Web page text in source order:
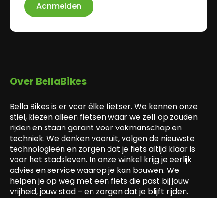
Aanmelden
Over BellaBikes
Bella Bikes is er voor élke fietser. We kennen onze
stiel, kiezen alleen fietsen waar we zelf op zouden
rijden en staan garant voor vakmanschap en
techniek. We denken vooruit, volgen de nieuwste
technologieën en zorgen dat je fiets altijd klaar is
voor het stadsleven. In onze winkel krijg je eerlijk
advies en service waarop je kan bouwen. We
helpen je op weg met een fiets die past bij jouw
vrijheid, jouw stad – en zorgen dat je blijft rijden.